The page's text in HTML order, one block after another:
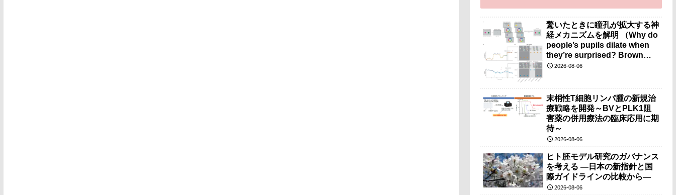
驚いたときに瞳孔が拡大する神
経メカニズムを解明 （Why do
people’s pupils dilate when
they’re surprised? Brown
researchers explain）
2026-08-06
末梢性T細胞リンパ腫の新規治
療戦略を開発～BVとPLK1阻
害薬の併用療法の臨床応用に期
待～
2026-08-06
ヒト胚モデル研究のガバナンス
を考える ―日本の新指針と国
際ガイドラインの比較から―
2026-08-06